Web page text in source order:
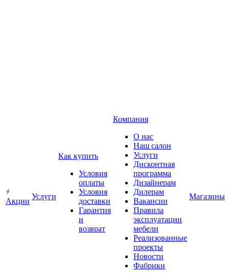
Акции
Услуги
Как купить
Условия
оплаты
Условия
доставки
Гарантия
и
возврат
Компания
О нас
Наш салон
Услуги
Дисконтная
программа
Дизайнерам
Дилерам
Вакансии
Правила
эксплуатации
мебели
Реализованные
проекты
Новости
Фабрики
Магазины